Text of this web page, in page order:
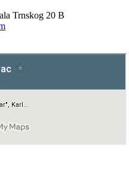
Trnskog 20 B